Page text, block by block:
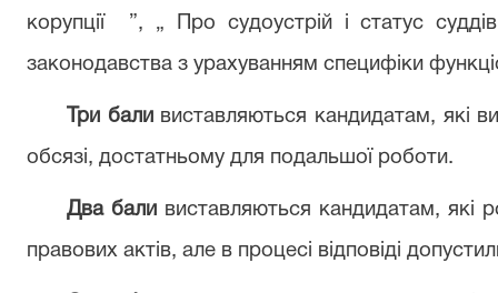
корупції ”, „ Про судоустрій і статус
законодавства з урахуванням специфіки
Три баливиставляються кандидатам, які
обсязі, достатньому для подальшої роботи.
Два бали виставляються кандидатам, які
правових актів, але в процесі відповіді